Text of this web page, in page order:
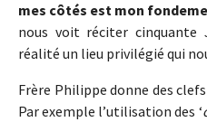
mes côtés est mon
nous voit réciter cinquante
réalité un lieu privilégié qui
Frère Philippe donne des
Par exemple l’utilisation des ‘